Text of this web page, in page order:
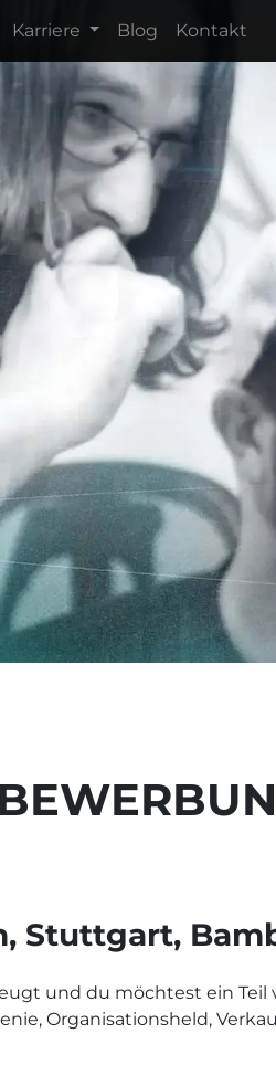
Karriere Blog Kontakt
Stuttgart,
und du möchtest ein
Organisationsheld,